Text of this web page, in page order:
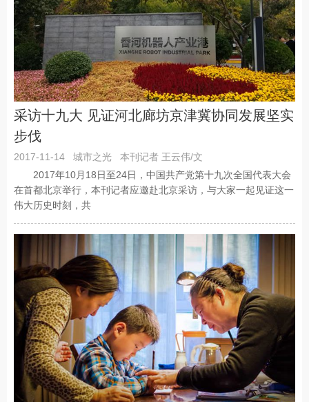
采访十九大 见证河北廊坊京津冀协同发展坚实
步伐
2017-11-14 城市之光
本刊记者 王云伟/文
2017年10月18日至24日，中国共产党第十九次全国代表大会
在首都北京举行，本刊记者应邀赴北京采访，与大家一起见证这一
伟大历史时刻，共